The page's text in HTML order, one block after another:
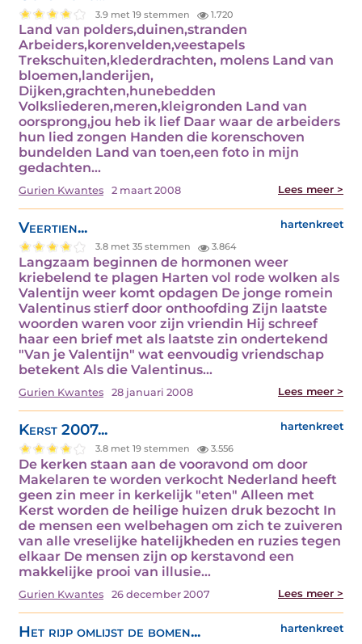
3.9 met 19 stemmen 1.720
Land van polders,duinen,stranden
Arbeiders,korenvelden,veestapels
Trekschuiten,klederdrachten, molens Land van
bloemen,landerijen,
Dijken,grachten,hunebedden
Volksliederen,meren,kleigronden Land van
oorsprong,jou heb ik lief Daar waar de arbeiders
hun lied zongen Handen die korenschoven
bundelden Land van toen,een foto in mijn
gedachten…
Gurien Kwantes 2 maart 2008 Lees meer >
Veertien... hartenkreet
3.8 met 35 stemmen 3.864
Langzaam beginnen de hormonen weer
kriebelend te plagen Harten vol rode wolken als
Valentijn weer komt opdagen De jonge romein
Valentinus stierf door onthoofding Zijn laatste
woorden waren voor zijn vriendin Hij schreef
haar een brief met als laatste zin ondertekend
"Van je Valentijn" wat eenvoudig vriendschap
betekent Als die Valentinus…
Gurien Kwantes 28 januari 2008 Lees meer >
Kerst 2007... hartenkreet
3.8 met 19 stemmen 3.556
De kerken staan aan de vooravond om door
Makelaren te worden verkocht Nederland heeft
geen zin meer in kerkelijk "eten" Alleen met
Kerst worden de heilige huizen druk bezocht In
de mensen een welbehagen om zich te zuiveren
van alle vreselijke hatelijkheden en ruzies tegen
elkaar De mensen zijn op kerstavond een
makkelijke prooi van illusie…
Gurien Kwantes 26 december 2007 Lees meer >
Het rijp omlijst de bomen... hartenkreet